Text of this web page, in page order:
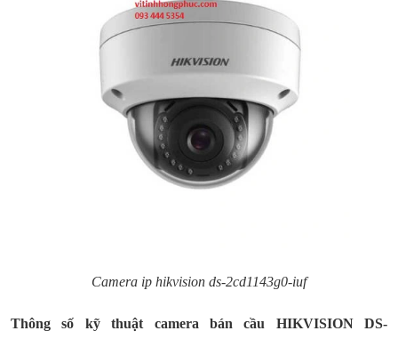
Camera ip hikvision ds-2cd1143g0-iuf
Thông số kỹ thuật camera bán cầu HIKVISION DS-